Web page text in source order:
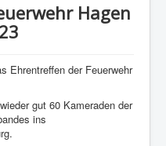
Hagen
Ehrentreffen der Feuerwehr
gut 60 Kameraden der
ins